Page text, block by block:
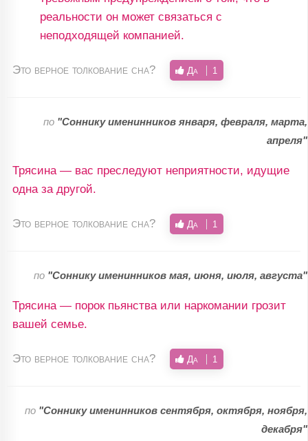
реальности он может связаться с
неподходящей компанией.
Это верное толкование сна? Да 1
по "Соннику именинников января, февраля, марта,
апреля"
Трясина — вас преследуют неприятности, идущие
одна за другой.
Это верное толкование сна? Да 1
по "Соннику именинников мая, июня, июля, августа"
Трясина — порок пьянства или наркомании грозит
вашей семье.
Это верное толкование сна? Да 1
по "Соннику именинников сентября, октября, ноября,
декабря"